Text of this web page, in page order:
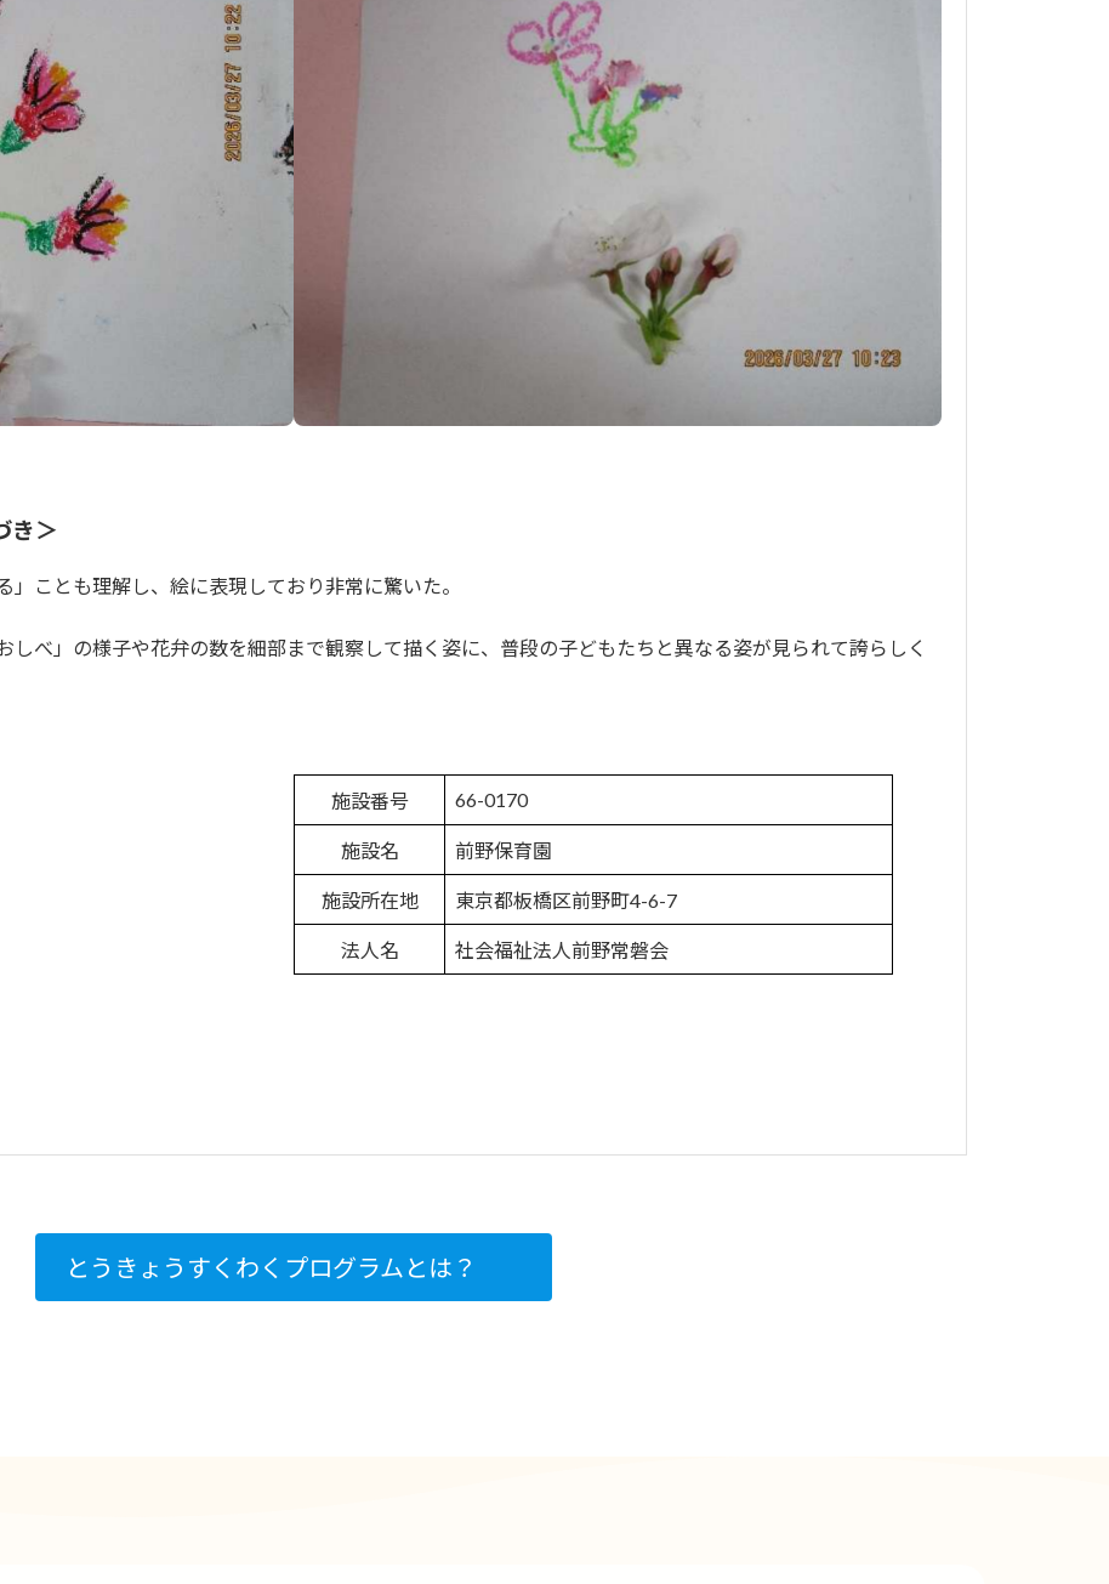
き＞
ことも理解し、絵に表現しており非常に驚いた。
しべ」の様子や花弁の数を細部まで観察して描く姿に、普段の子どもたちと異なる姿が見られて誇らしく
施設番号 66-0170
施設名 前野保育園
施設所在地 東京都板橋区前野町4-6-7
法人名 社会福祉法人前野常磐会
とうきょうすくわくプログラムとは？